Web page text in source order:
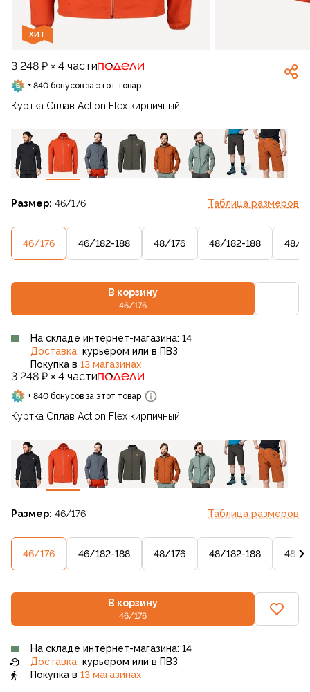
ХИТ
3 248 ₽ × 4 части
+ 840 бонусов за этот товар
Куртка Сплав Action Flex кирпичный
Размер: 46/176 Таблица размеров
46/176 46/182-188 48/176 48/182-188 48/
В корзину
46/176
На складе интернет-магазина: 14
Доставка курьером или в ПВЗ
Покупка в 13 магазинах
3 248 ₽ × 4 части
+ 840 бонусов за этот товар
Куртка Сплав Action Flex кирпичный
Размер: 46/176 Таблица размеров
46/176 46/182-188 48/176 48/182-188 48/
В корзину
46/176
На складе интернет-магазина: 14
Доставка курьером или в ПВЗ
Покупка в 13 магазинах